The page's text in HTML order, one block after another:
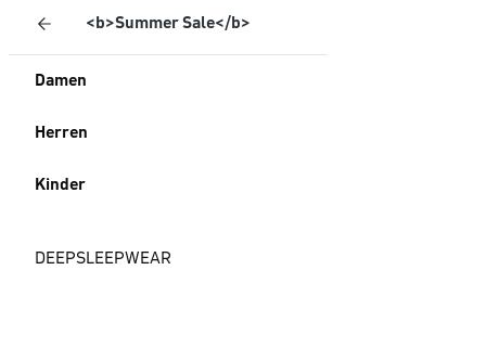
<b>Summer Sale</b>
Damen
Herren
Kinder
DEEPSLEEPWEAR